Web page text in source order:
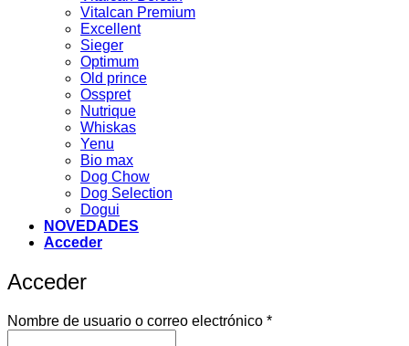
Vitalcan Premium
Excellent
Sieger
Optimum
Old prince
Osspret
Nutrique
Whiskas
Yenu
Bio max
Dog Chow
Dog Selection
Dogui
NOVEDADES
Acceder
Acceder
Nombre de usuario o correo electrónico *Obligatorio